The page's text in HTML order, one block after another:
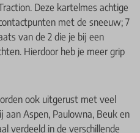
Deze kartelmes achtige
met de sneeuw; 7
van de 2 die je bij een
Hierdoor heb je meer grip
ook uitgerust met veel
aan Aspen, Paulowna, Beuk en
verdeeld in de verschillende